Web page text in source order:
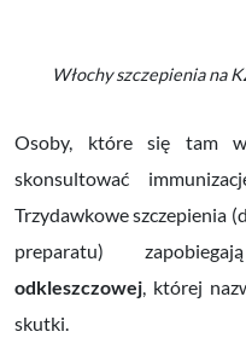
Włochy szczepienia na
Osoby, które się tam
skonsultować
Trzydawkowe szczepienia
preparatu)
odkleszczowej , której
skutki.